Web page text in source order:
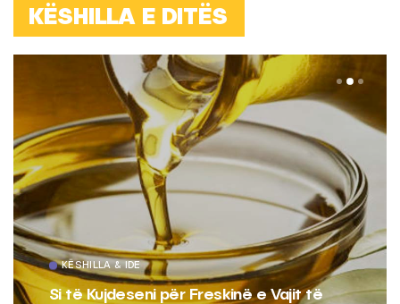
KËSHILLA E DITËS
KËSHILLA & IDE
Si të Kujdeseni për Freskinë e Vajit të